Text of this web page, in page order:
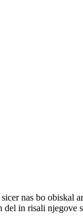
nas bo obiskal
in risali njegove